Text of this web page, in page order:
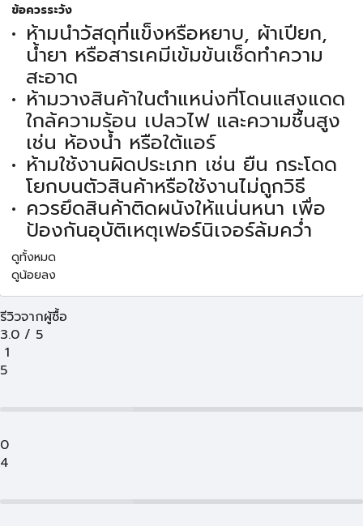
ข้อควรระวัง
ห้ามนำวัสดุที่แข็งหรือหยาบ, ผ้าเปียก,
น้ำยา หรือสารเคมีเข้มข้นเช็ดทำความ
สะอาด
ห้ามวางสินค้าในตำแหน่งที่โดนแสงแดด
ใกล้ความร้อน เปลวไฟ และความชื้นสูง
เช่น ห้องน้ำ หรือใต้แอร์
ห้ามใช้งานผิดประเภท เช่น ยืน กระโดด
โยกบนตัวสินค้าหรือใช้งานไม่ถูกวิธี
ควรยึดสินค้าติดผนังให้แน่นหนา เพื่อ
ป้องกันอุบัติเหตุเฟอร์นิเจอร์ล้มคว่ำ
ดูทั้งหมด
ดูน้อยลง
รีวิวจากผู้ซื้อ
3.0 / 5
1
5
0
4